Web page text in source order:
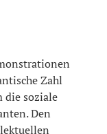
Zahl
die soziale
Den